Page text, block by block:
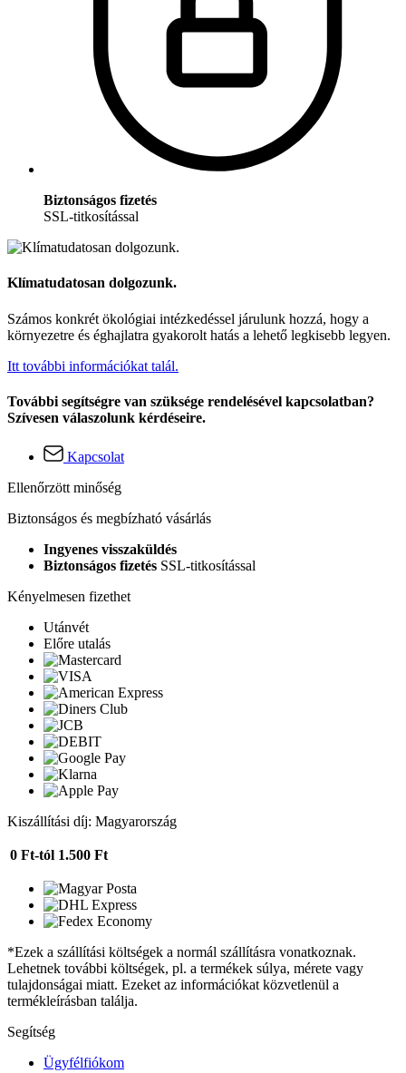
Biztonságos fizetés
SSL-titkosítással
Klímatudatosan dolgozunk.
Számos konkrét ökológiai intézkedéssel járulunk hozzá, hogy a
környezetre és éghajlatra gyakorolt hatás a lehető legkisebb legyen.
Itt további információkat talál.
További segítségre van szüksége rendelésével kapcsolatban?
Szívesen válaszolunk kérdéseire.
Kapcsolat
Ellenőrzött minőség
Biztonságos és megbízható vásárlás
Ingyenes visszaküldés
Biztonságos fizetés SSL-titkosítással
Kényelmesen fizethet
Utánvét
Előre utalás
Kiszállítási díj: Magyarország
0 Ft-tól 1.500 Ft
*Ezek a szállítási költségek a normál szállításra vonatkoznak.
Lehetnek további költségek, pl. a termékek súlya, mérete vagy
tulajdonságai miatt. Ezeket az információkat közvetlenül a
termékleírásban találja.
Segítség
Ügyfélfiókom